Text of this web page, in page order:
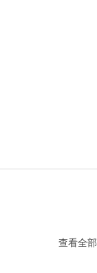
查看全部